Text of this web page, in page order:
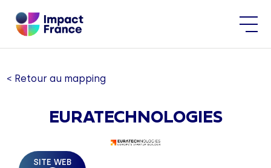
< Retour au mapping
EURATECHNOLOGIES
SITE WEB